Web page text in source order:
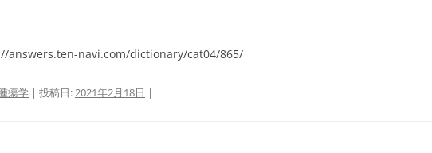
answers.ten-navi.com/dictionary/cat04/865/
瘍学 | 投稿日:2021年2月18日 |